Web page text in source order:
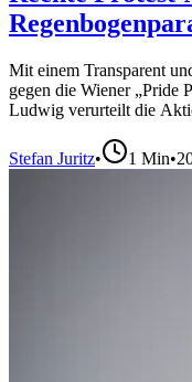
Mit einem Transparent
gegen die Wiener „Pride
Ludwig verurteilt die
Stefan Juritz• 1 Min•